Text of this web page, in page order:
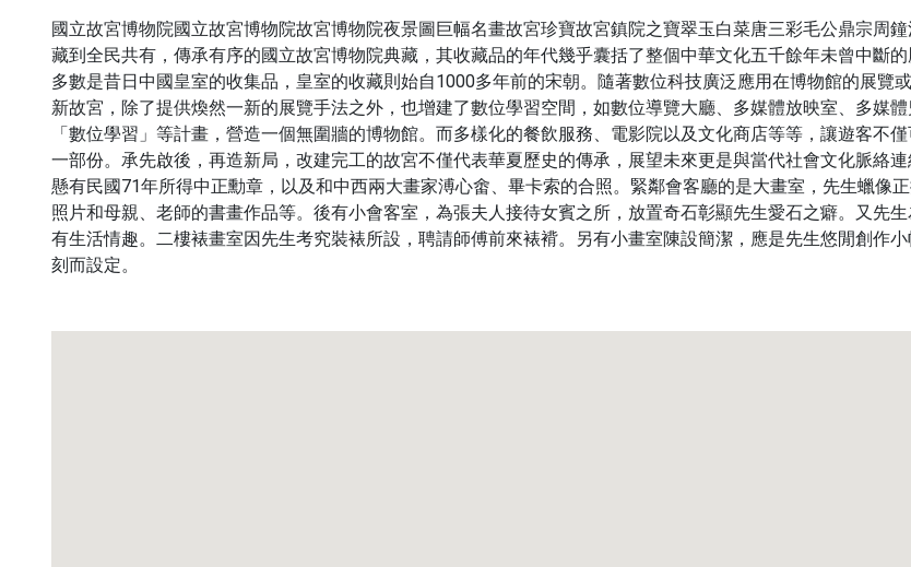
國立故宮博物院國立故宮博物院故宮博物院夜景圖巨幅名畫故宮珍寶故宮鎮院之寶翠玉白菜唐三彩毛公鼎宗周
藏到全民共有，傳承有序的國立故宮博物院典藏，其收藏品的年代幾乎囊括了整個中華文化五千餘年未曾中斷
多數是昔日中國皇室的收集品，皇室的收藏則始自1000多年前的宋朝。隨著數位科技廣泛應用在博物館的展覽
新故宮，除了提供煥然一新的展覽手法之外，也增建了數位學習空間，如數位導覽大廳、多媒體放映室、多媒
「數位學習」等計畫，營造一個無圍牆的博物館。而多樣化的餐飲服務、電影院以及文化商店等等，讓遊客不
一部份。承先啟後，再造新局，改建完工的故宮不僅代表華夏歷史的傳承，展望未來更是與當代社會文化脈絡
懸有民國71年所得中正勳章，以及和中西兩大畫家溥心畬、畢卡索的合照。緊鄰會客廳的是大畫室，先生蠟像
照片和母親、老師的書畫作品等。後有小會客室，為張夫人接待女賓之所，放置奇石彰顯先生愛石之癖。又先
有生活情趣。二樓裱畫室因先生考究裝裱所設，聘請師傅前來裱褙。另有小畫室陳設簡潔，應是先生悠閒創作
刻而設定。